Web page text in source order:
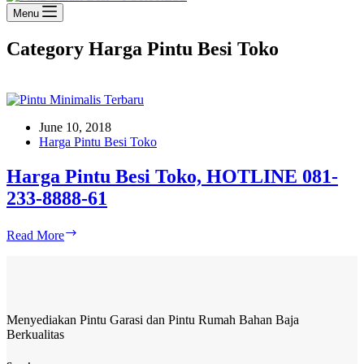
Menu
Category Harga Pintu Besi Toko
June 10, 2018
Harga Pintu Besi Toko
Harga Pintu Besi Toko, HOTLINE 081-
233-8888-61
Read More
233-
Menyediakan Pintu Garasi dan Pintu Rumah Bahan Baja
Berkualitas